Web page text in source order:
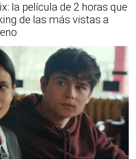
la película de 2 horas que
de las más vistas a